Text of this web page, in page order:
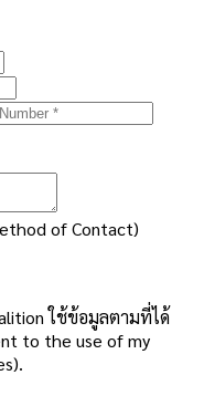
of Contact)
ใช้ข้อมูลตามที่ได้
to the use of my